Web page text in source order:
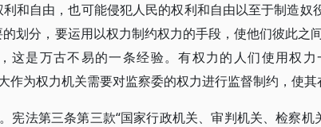
和自由，也可能侵犯人民的权利和自由以至于制造奴
划分，要运用以权力制约权力的手段，使他们彼此之
这是万古不易的一条经验。有权力的人们使用权
作为权力机关需要对监察委的权力进行监督制约，使其
宪法第三条第三款“国家行政机关、审判机关、检察